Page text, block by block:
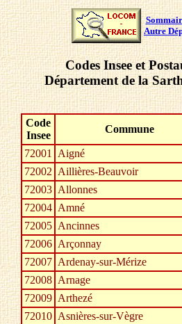
Autre
Codes Insee et
Département de la
Code
Insee
Commune
72001 Aigné
72002 Aillières-Beauvoir
72003 Allonnes
72004 Amné
72005 Ancinnes
72006 Arçonnay
72007 Ardenay-sur-Mérize
72008 Arnage
72009 Arthezé
72010 Asnières-sur-Vègre